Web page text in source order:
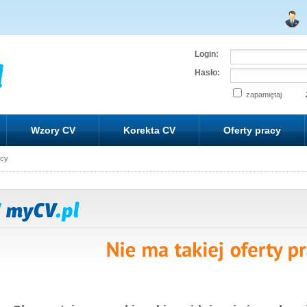
Login:
Hasło:
zapamiętaj
Wzory CV Korekta CV Oferty pracy